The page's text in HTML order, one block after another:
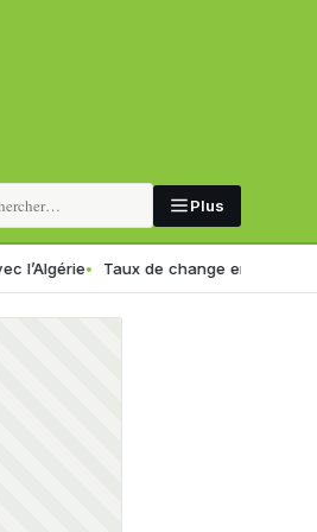
Plus
Taux de change en Algérie : voici le